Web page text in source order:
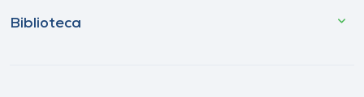
Biblioteca